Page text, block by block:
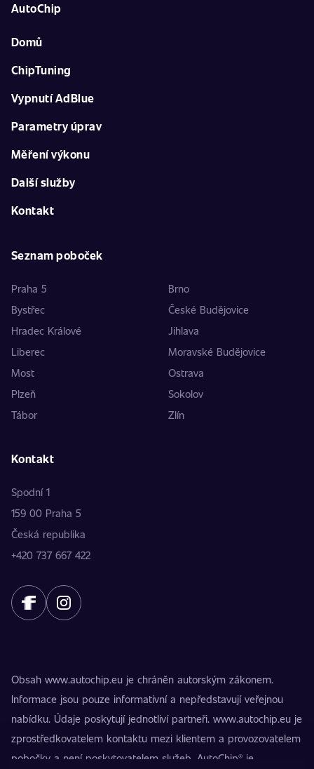
AutoChip
Domů
ChipTuning
Vypnutí AdBlue
Parametry úprav
Měření výkonu
Další služby
Kontakt
Seznam poboček
Praha 5
Brno
Bystřec
České Budějovice
Hradec Králové
Jihlava
Liberec
Moravské Budějovice
Most
Ostrava
Plzeň
Sokolov
Tábor
Zlín
Kontakt
Spodní 1
159 00 Praha 5
Česká republika
+420 737 667 422
Obsah www.autochip.eu je chráněn autorským zákonem.
Informace jsou pouze informativní a nepředstavují veřejnou
nabídku. Údaje poskytují jednotliví partneři. www.autochip.eu je
zprostředkovatelem kontaktu mezi klientem a provozovatelem
pobočky a není poskytovatelem služeb. AutoChip® je